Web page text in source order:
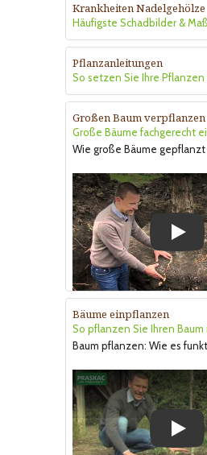
Krankheiten Nadelgehölze
Häufigste Schadbilder &
Pflanzanleitungen
So setzen Sie Ihre Pflanzen
Großen Baum verpflanzen
Große Bäume fachgerecht
Wie große Bäume
Play
Bäume einpflanzen
So pflanzen Sie Ihren Baum
Baum pflanzen: Wie es
Play